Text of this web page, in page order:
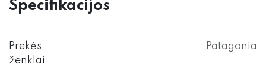
Specifikacijos
Prekės
ženklai
Patagonia